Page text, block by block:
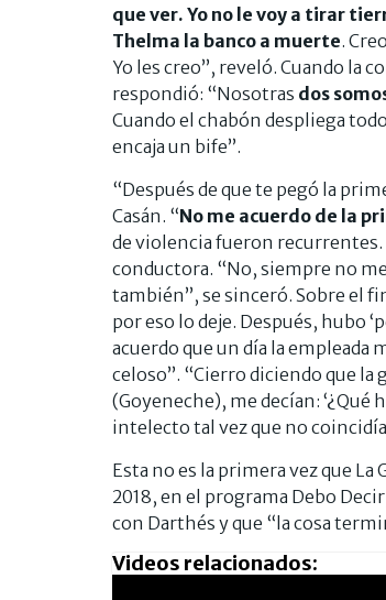
que ver. Yo no le voy a tirar
Thelma la banco a muerte.
Yo les creo”, reveló. Cuando la
respondió: “Nosotras dos
Cuando el chabón despliega
encaja un bife”.
“Después de que te pegó la
Casán. “No me acuerdo de la
de violencia fueron recurrentes.
conductora. “No, siempre no
también”, se sinceró. Sobre el
por eso lo deje. Después, hubo
acuerdo que un día la empleada
celoso’’. “Cierro diciendo que
(Goyeneche), me decían: ‘¿Qué
intelecto tal vez que no
Esta no es la primera vez que
2018, en el programa Debo
con Darthés y que “la cosa
Videos relacionados: